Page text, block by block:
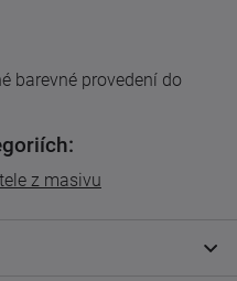
barevné provedení do
z masivu